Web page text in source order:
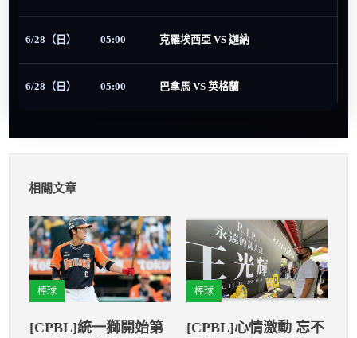
6/28（日） 05:00 克羅埃西亞 VS 迦納
6/28（日） 05:00 巴拿馬 VS 英格蘭
相關文章
棒球
[CPBL]統一獅開始第
棒球
[CPBL]心情激動 忘不